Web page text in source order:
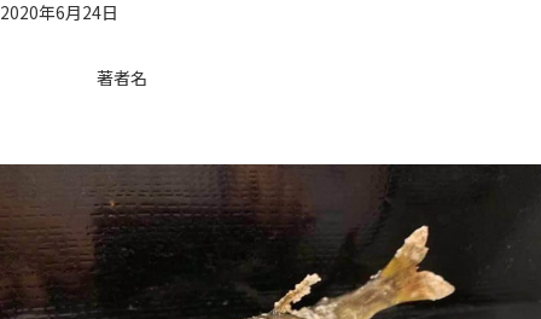
2020年6月24日
著者名